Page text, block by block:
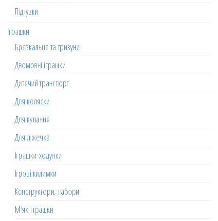
Підгузки
Іграшки
Брязкальця та гризуни
Двомовні іграшки
Дитячий транспорт
Для коляски
Для купання
Для ліжечка
Іграшки-ходунки
Ігрові килимки
Конструктори, набори
М'які іграшки